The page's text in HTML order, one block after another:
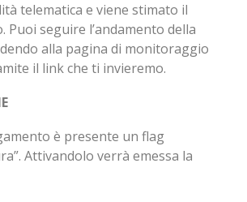
telematica e viene stimato il
Puoi seguire l’andamento della
alla pagina di monitoraggio
il link che ti invieremo.
è presente un flag
Attivandolo verrà emessa la